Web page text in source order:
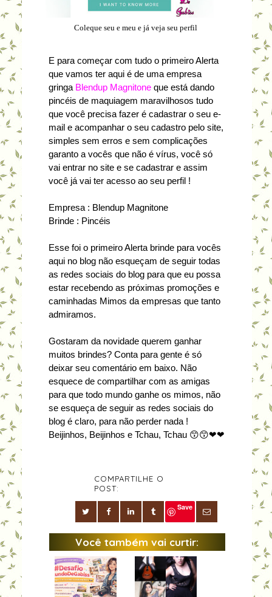
Coleque seu e meu e já veja seu perfil
E para começar com tudo o primeiro Alerta
que vamos ter aqui é de uma empresa
gringa Blendup Magnitoneque está dando
pincéis de maquiagem maravilhosos tudo
que você precisa fazer é cadastrar o seu e-
mail e acompanhar o seu cadastro pelo site,
simples sem erros e sem complicações
garanto a vocês que não é vírus, você só
vai entrar no site e se cadastrar e assim
você já vai ter acesso ao seu perfil !
Empresa : Blendup Magnitone
Brinde : Pincéis
Esse foi o primeiro Alerta brinde para vocês
aqui no blog não esqueçam de seguir todas
as redes sociais do blog para que eu possa
estar recebendo as próximas promoções e
caminhadas Mimos da empresas que tanto
admiramos.
Gostaram da novidade querem ganhar
muitos brindes? Conta para gente é só
deixar seu comentário em baixo. Não
esquece de compartilhar com as amigas
para que todo mundo ganhe os mimos, não
se esqueça de seguir as redes sociais do
blog é claro, para não perder nada !
Beijinhos, Beijinhos e Tchau, Tchau 😙😙❤❤
COMPARTILHE O
POST:
Save
Você também vai curtir: